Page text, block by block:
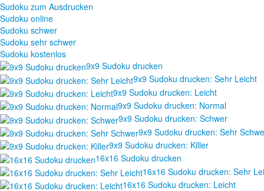
Sudoku zum Ausdrucken
Sudoku online
Sudoku schwer
Sudoku sehr schwer
Sudoku kostenlos
9x9 Sudoku drucken
9x9 Sudoku drucken: Sehr Leicht
9x9 Sudoku drucken: Leicht
9x9 Sudoku drucken: Normal
9x9 Sudoku drucken: Schwer
9x9 Sudoku drucken: Sehr
9x9 Sudoku drucken: Killer
16x16 Sudoku drucken
16x16 Sudoku drucken: Sehr
16x16 Sudoku drucken: Leicht